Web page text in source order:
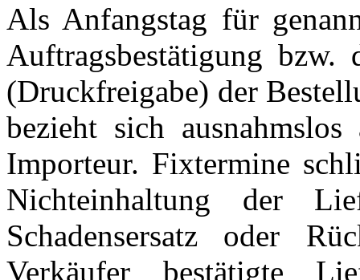
Als Anfangstag für
Auftragsbestätigung bzw.
(Druckfreigabe) der
bezieht sich
Importeur. Fixtermine
Nichteinhaltung der
Schadensersatz oder
Verkäufer bestätigte